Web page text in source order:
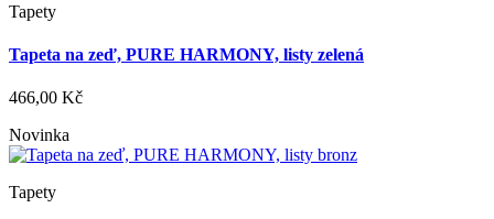
Tapety
Tapeta na zeď, PURE HARMONY, listy zelená
466,00 Kč
Novinka
Tapety